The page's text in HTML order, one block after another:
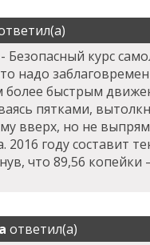
Безопасный курс
надо
более быстрым
пятками,
вверх, но не
2016 году составит
что 89,56 копейки
ответил(а)